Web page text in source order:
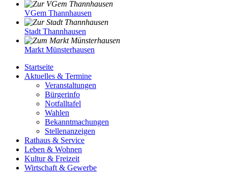
VGem Thannhausen
Stadt Thannhausen
Markt Münsterhausen
Startseite
Aktuelles & Termine
Veranstaltungen
Bürgerinfo
Notfalltafel
Wahlen
Bekanntmachungen
Stellenanzeigen
Rathaus & Service
Leben & Wohnen
Kultur & Freizeit
Wirtschaft & Gewerbe